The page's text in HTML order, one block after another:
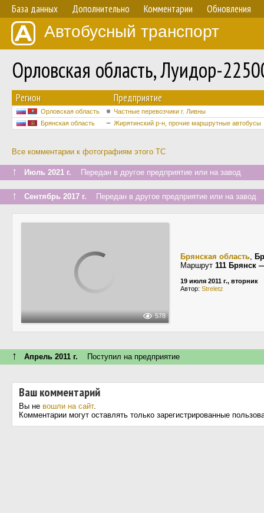
База данных Дополнительно Комментарии Обновления
Автобусный транспорт
Орловская область, Луидор-
Регион Предприятие
Орловская область
Частные перевозчики г. Ливны
Брянская область
Жирятинский р-н, прочие маршрутные автобусы
Все комментарии к фотографиям этого ТС
↑ Июль 2021 г. Передан в другое предприятие или на завод
↑ Сентябрь 2017 г. Передан в другое предприятие или на завод
578
Брянская область,
Маршрут 111 Брянск
19 июля 2011 г., вторник
Автор: Streletz
↑ Апрель 2011 г. Поступил на предприятие
Ваш комментарий
Вы не вошли на сайт.
Комментарии могут оставлять только зарегистрированные